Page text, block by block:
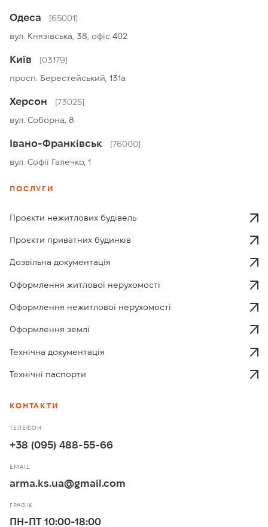
Одеса
[65001]
вул. Князівська, 38, офіс 402
Київ
[03179]
просп. Берестейський, 131а
Херсон
[73025]
вул. Соборна, 8
Івано-Франківськ
[76000]
вул. Софії Галечко, 1
ПОСЛУГИ
Проєкти нежитлових будівель
Проєкти приватних будинків
Дозвільна документація
Оформлення житлової нерухомості
Оформлення нежитлової нерухомості
Оформлення землі
Технічна документація
Технічні паспорти
КОНТАКТИ
ТЕЛЕФОН
+38 (095) 488-55-66
EMAIL
arma.ks.ua@gmail.com
ГРАФІК
ПН-ПТ 10:00-18:00